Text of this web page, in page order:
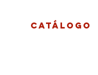
CATÁLOGO